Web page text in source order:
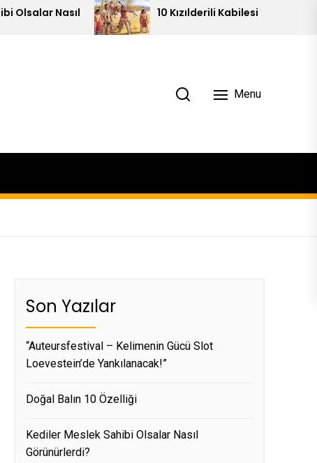
10 Kızılderili Kabilesi
Menu
Son Yazılar
“Auteursfestival – Kelimenin Gücü Slot
Loevestein’de Yankılanacak!”
Doğal Balın 10 Özelliği
Kediler Meslek Sahibi Olsalar Nasıl
Görünürlerdi?